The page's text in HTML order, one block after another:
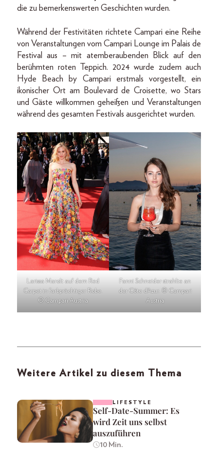
die zu bemerkenswerten Geschichten wurden.
Während der Festivitäten richtete Campari eine Reihe
von Veranstaltungen vom Campari Lounge im Palais de
Festival aus – mit atemberaubenden Blick auf den
berühmten roten Teppich. 2024 wurde zudem auch
Hyde Beach by Campari erstmals vorgestellt, ein
ikonischer Ort am Boulevard de Croisette, wo Stars
und Gäste willkommen geheißen und Veranstaltungen
während des gesamten Festivals ausgerichtet wurden.
Larissa Marolt auf dem Red
Carpet in farbprächtiger Robe.
© Campari Austria
Fanni Schneider strahlte an
der Côte d’Azur. © Campari
Austria
Weitere Artikel zu diesem Thema
LIFESTYLE
Self-Date-Summer: Es
wird Zeit uns selbst
auszuführen
10 Min.